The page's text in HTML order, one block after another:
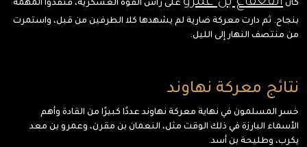
كان
على رأس القوة العسكرية، فنفذوا المهمة
بنجاح. ثم دارت معركة ضارية لم يشهدها كلا الطرفين من قبل، واستمرت
من منتصف النهار إلى الليل.
نتائج معركة نهاوند
خسر المسلمون في نهاية معركة نهاوند عددًا كبيرًا من القادة وأهم
الأسماء البارزة في ذلك الوقت مثل، النعمان بن مقرن، وعمرو بن معد
يكرب، وطليحة بن أسد.